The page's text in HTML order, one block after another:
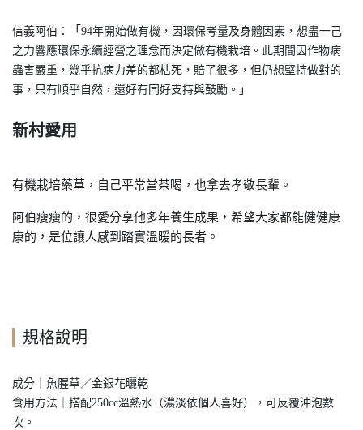
信義阿伯： 「 94年開始做有機，因環保考量及身體因素，想盡一己
之力響應環保永續經營之理念而決定做有機栽培。此期間因作物病
蟲害嚴重，幾乎抗病力差的都枯死，賠了很多，但仍想堅持做對的
事，只有順乎自然，還好有同好支持與鼓勵。 」
新村愛用
有機栽培藥草，自己平常當茶喝，也拿去孝敬長輩。
阿伯瘦瘦的，很愛分享他多年養生成果，希望大家都能健健康
康的，是位讓人感到踏實溫暖的長者。
規格說明
成分｜魚腥草／金銀花曬乾
食用方法｜搭配250cc溫熱水（濃淡依個人喜好），可反覆沖泡數
次。